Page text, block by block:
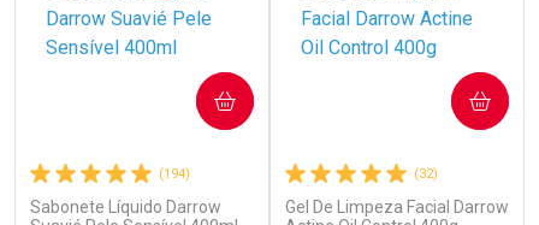
(194)
Sabonete Líquido Darrow
COMPRAR
(32)
Gel De Limpeza Facial Darrow
COMPRAR